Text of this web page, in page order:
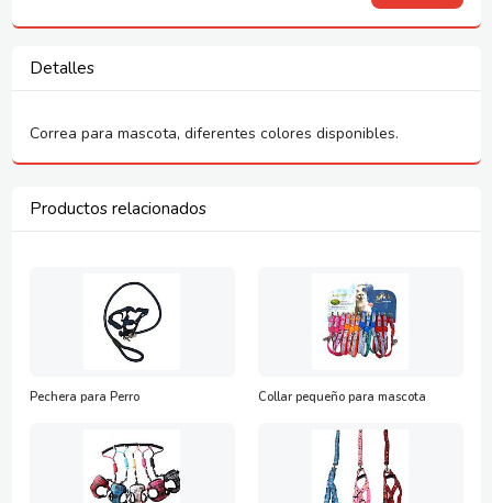
Detalles
Correa para mascota, diferentes colores disponibles.
Productos relacionados
Pechera para Perro Collar pequeño para mascota